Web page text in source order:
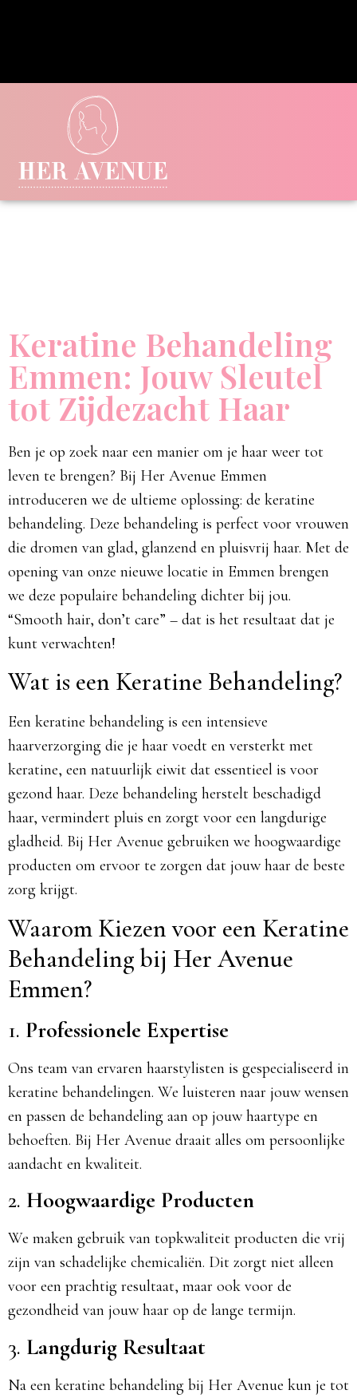
Keratine Behandeling
Emmen: Jouw Sleutel
tot Zijdezacht Haar
Ben je op zoek naar een manier om je haar weer tot
leven te brengen? Bij Her Avenue Emmen
introduceren we de ultieme oplossing: de keratine
behandeling. Deze behandeling is perfect voor vrouwen
die dromen van glad, glanzend en pluisvrij haar. Met de
opening van onze nieuwe locatie in Emmen brengen
we deze populaire behandeling dichter bij jou.
“Smooth hair, don’t care” – dat is het resultaat dat je
kunt verwachten!​
Wat is een Keratine Behandeling?
Een keratine behandeling is een intensieve
haarverzorging die je haar voedt en versterkt met
keratine, een natuurlijk eiwit dat essentieel is voor
gezond haar. Deze behandeling herstelt beschadigd
haar, vermindert pluis en zorgt voor een langdurige
gladheid. Bij Her Avenue gebruiken we hoogwaardige
producten om ervoor te zorgen dat jouw haar de beste
zorg krijgt.​
Waarom Kiezen voor een Keratine
Behandeling bij Her Avenue
Emmen?
1. Professionele Expertise
Ons team van ervaren haarstylisten is gespecialiseerd in
keratine behandelingen. We luisteren naar jouw wensen
en passen de behandeling aan op jouw haartype en
behoeften. Bij Her Avenue draait alles om persoonlijke
aandacht en kwaliteit.​
2. Hoogwaardige Producten
We maken gebruik van topkwaliteit producten die vrij
zijn van schadelijke chemicaliën. Dit zorgt niet alleen
voor een prachtig resultaat, maar ook voor de
gezondheid van jouw haar op de lange termijn.​
3. Langdurig Resultaat
Na een keratine behandeling bij Her Avenue kun je tot